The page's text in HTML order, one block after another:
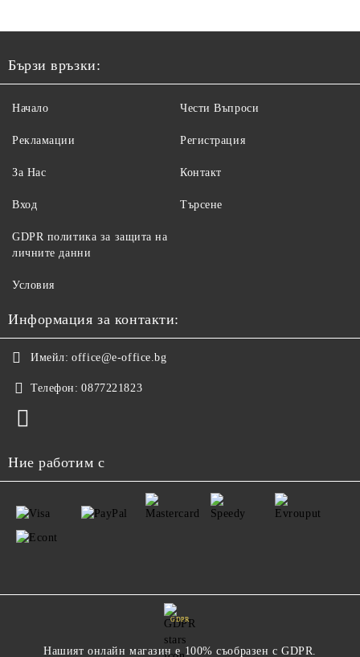
Бързи връзки:
Начало
Рекламации
За Нас
Вход
Чести Въпроси
Регистрация
Контакт
Търсене
GDPR политика за защита на
личните данни
Условия
Информация за контакти:
Имейл: office@e-office.bg
Телефон: 0877221823
Ние работим с
GDPR
Нашият онлайн магазин е 100% съобразен с GDPR.